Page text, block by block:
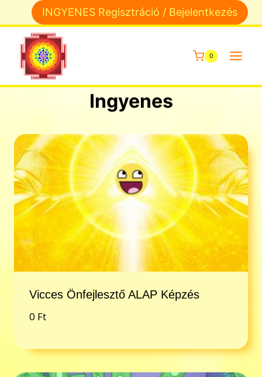
to
content
INGYENES Regisztráció / Bejelentkezés
0
Ingyenes
Vicces Önfejlesztő ALAP Képzés
0 Ft